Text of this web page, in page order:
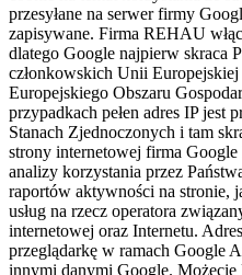
przesyłane na serwer firmy
zapisywane. Firma REHAU
dlatego Google najpierw skraca
członkowskich Unii
Europejskiego Obszaru
przypadkach pełen adres IP jest
Stanach Zjednoczonych i tam
strony internetowej firma
analizy korzystania przez
raportów aktywności na stronie,
usług na rzecz operatora
internetowej oraz Internetu.
przeglądarkę w ramach Google
innymi danymi Google.